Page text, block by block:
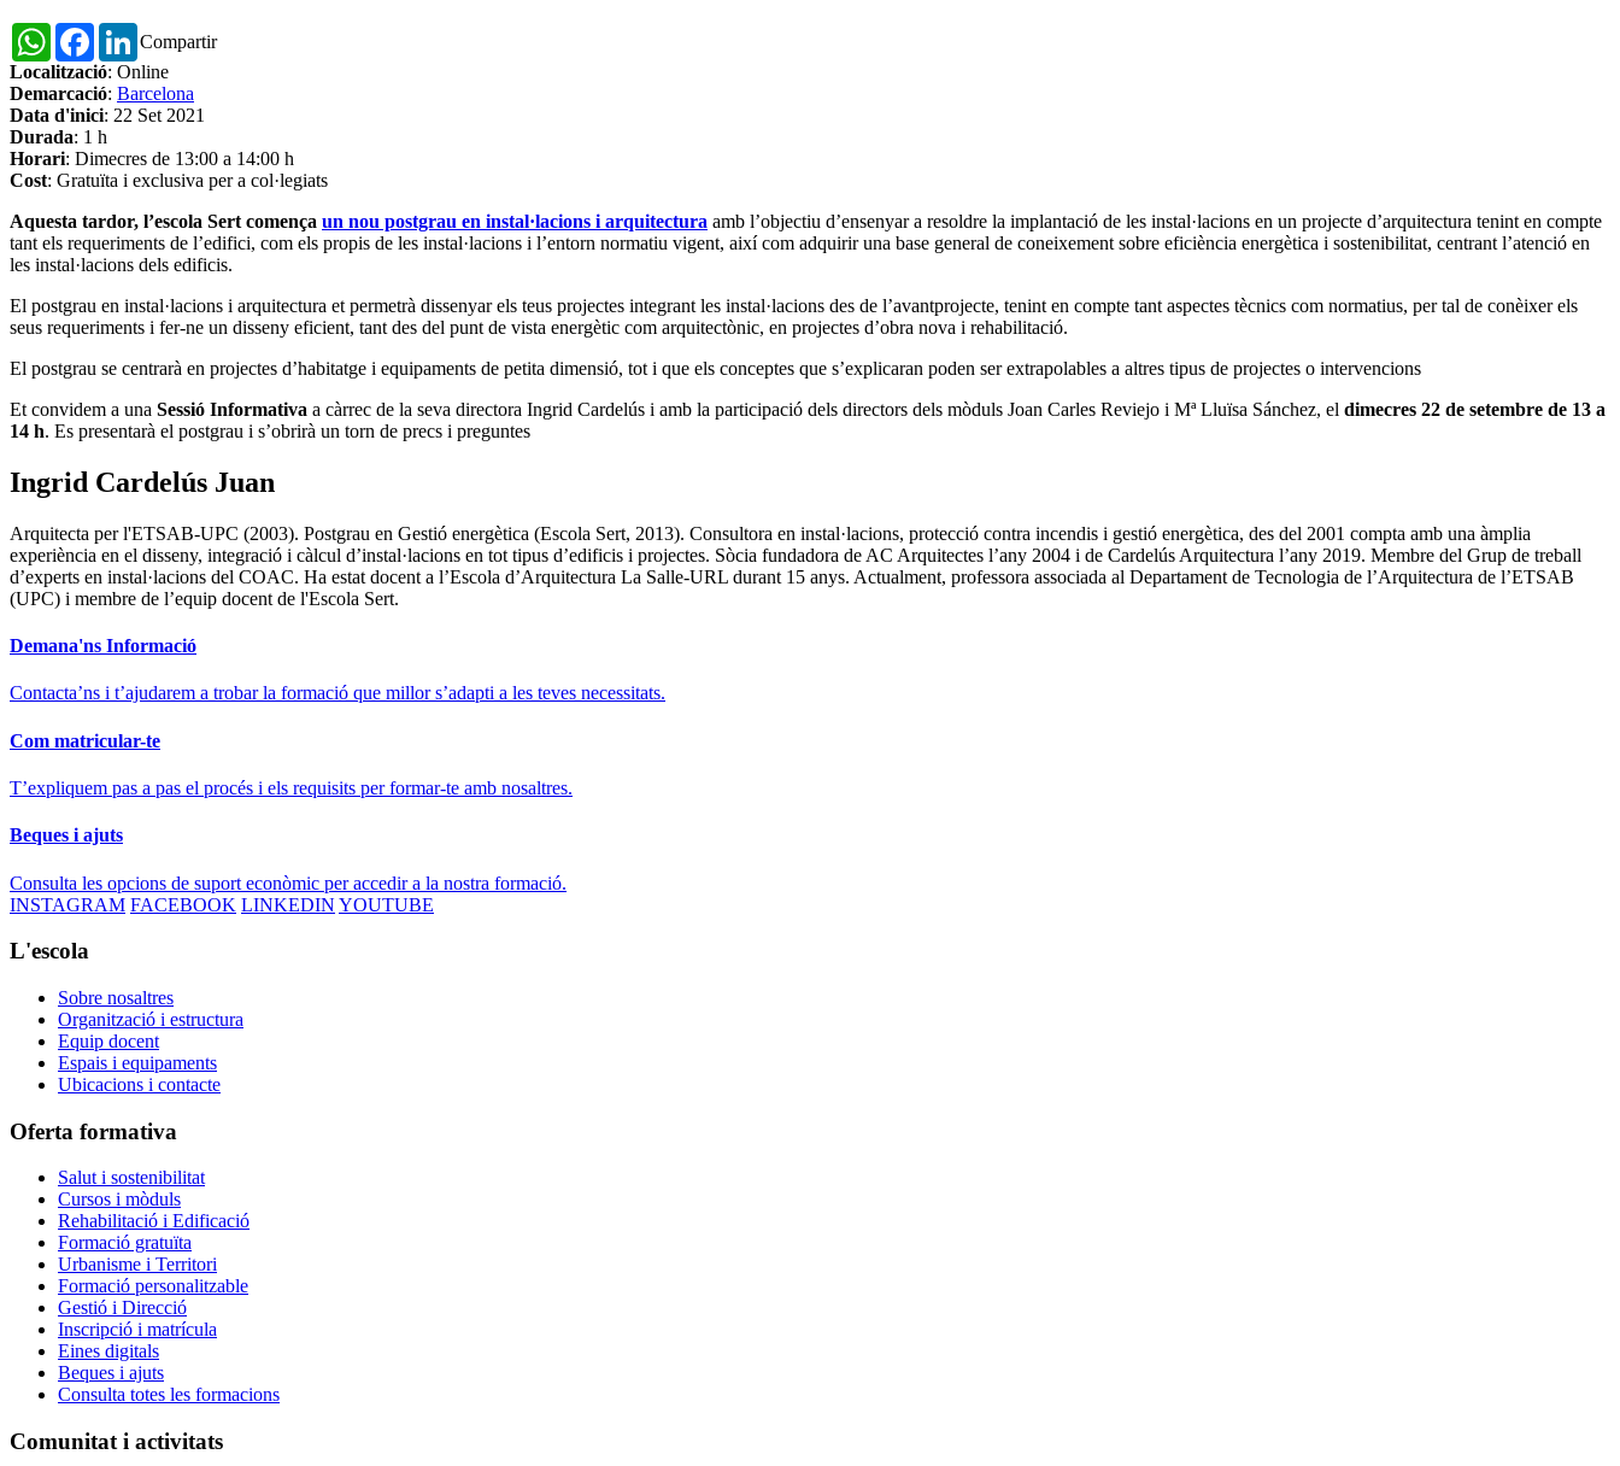
Compartir
WhatsAppFacebookLinkedIn
Localització: Online
Demarcació: Barcelona
Data d'inici: 22 Set 2021
Durada: 1 h
Horari: Dimecres de 13:00 a 14:00 h
Cost: Gratuïta i exclusiva per a col·legiats
Aquesta tardor, l’escola Sert comença un nou postgrau en instal·lacions i arquitectura amb l’objectiu d’ensenyar a resoldre la implantació de les instal·lacions en un projecte d’arquitectura tenint en compte
tant els requeriments de l’edifici, com els propis de les instal·lacions i l’entorn normatiu vigent, així com adquirir una base general de coneixement sobre eficiència energètica i sostenibilitat, centrant l’atenció en
les instal·lacions dels edificis.
El postgrau en instal·lacions i arquitectura et permetrà dissenyar els teus projectes integrant les instal·lacions des de l’avantprojecte, tenint en compte tant aspectes tècnics com normatius, per tal de conèixer els
seus requeriments i fer-ne un disseny eficient, tant des del punt de vista energètic com arquitectònic, en projectes d’obra nova i rehabilitació.
El postgrau se centrarà en projectes d’habitatge i equipaments de petita dimensió, tot i que els conceptes que s’explicaran poden ser extrapolables a altres tipus de projectes o intervencions
Et convidem a una Sessió Informativa a càrrec de la seva directora Ingrid Cardelús i amb la participació dels directors dels mòduls Joan Carles Reviejo i Mª Lluïsa Sánchez, el dimecres 22 de setembre de 13 a
14 h. Es presentarà el postgrau i s’obrirà un torn de precs i preguntes
Ingrid Cardelús Juan
Arquitecta per l'ETSAB-UPC (2003). Postgrau en Gestió energètica (Escola Sert, 2013). Consultora en instal·lacions, protecció contra incendis i gestió energètica, des del 2001 compta amb una àmplia
experiència en el disseny, integració i càlcul d’instal·lacions en tot tipus d’edificis i projectes. Sòcia fundadora de AC Arquitectes l’any 2004 i de Cardelús Arquitectura l’any 2019. Membre del Grup de treball
d’experts en instal·lacions del COAC. Ha estat docent a l’Escola d’Arquitectura La Salle-URL durant 15 anys. Actualment, professora associada al Departament de Tecnologia de l’Arquitectura de l’ETSAB
(UPC) i membre de l’equip docent de l'Escola Sert.
Demana'ns Informació
Contacta’ns i t’ajudarem a trobar la formació que millor s’adapti a les teves necessitats.
Com matricular-te
T’expliquem pas a pas el procés i els requisits per formar-te amb nosaltres.
Beques i ajuts
Consulta les opcions de suport econòmic per accedir a la nostra formació.
INSTAGRAM FACEBOOK LINKEDIN YOUTUBE
L'escola
Sobre nosaltres
Organització i estructura
Equip docent
Espais i equipaments
Ubicacions i contacte
Oferta formativa
Salut i sostenibilitat
Cursos i mòduls
Rehabilitació i Edificació
Formació gratuïta
Urbanisme i Territori
Formació personalitzable
Gestió i Direcció
Inscripció i matrícula
Eines digitals
Beques i ajuts
Consulta totes les formacions
Comunitat i activitats